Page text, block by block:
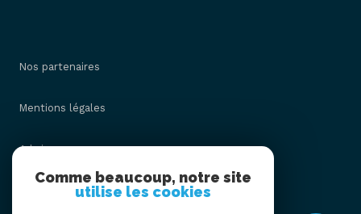
Nos partenaires
Mentions légales
Admin
Nos honoraires
Comme beaucoup, notre site
utilise les cookies